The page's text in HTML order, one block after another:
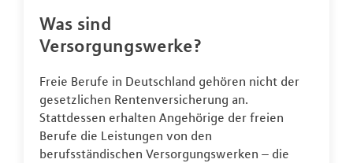
Was sind
Versorgungswerke?
Freie Berufe in Deutschland gehören nicht der
gesetzlichen Rentenversicherung an.
Stattdessen erhalten Angehörige der freien
Berufe die Leistungen von den
berufsständischen Versorgungswerken – die